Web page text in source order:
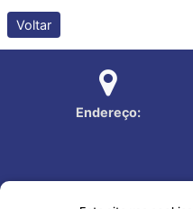
Voltar
Endereço: